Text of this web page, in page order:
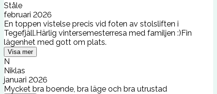
Ståle
februari 2026
En toppen vistelse precis vid foten av stolsliften i
Tegefjäll.Härlig vintersemesterresa med familjen :)Fin
lägenhet med gott om plats.
Visa mer
N
Niklas
januari 2026
Mycket bra boende, bra läge och bra utrustad